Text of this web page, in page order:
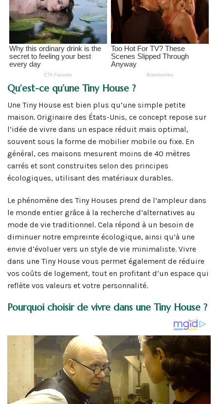
Qu’est-ce qu’une Tiny House ?
Une Tiny House est bien plus qu’une simple petite
maison. Originaire des États-Unis, ce concept repose sur
l’idée de vivre dans un espace réduit mais optimal,
souvent sous la forme de mobilier mobile ou fixe. En
général, ces maisons mesurent moins de 40 mètres
carrés et sont construites selon des principes
écologiques, utilisant des matériaux durables.
Le phénomène des Tiny Houses prend de l’ampleur dans
le monde entier grâce à la recherche d’alternatives au
mode de vie traditionnel. Cela répond à un besoin de
diminuer notre empreinte écologique, ainsi qu’à une
envie d’évoluer vers un style de vie minimaliste. Vivre
dans une Tiny House vous permet également de réduire
vos coûts de logement, tout en profitant d’un espace qui
reflète vos valeurs et votre personnalité.
Pourquoi choisir de vivre dans une Tiny House ?